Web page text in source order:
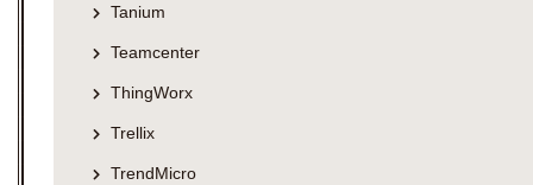
Tanium
Teamcenter
ThingWorx
Trellix
TrendMicro